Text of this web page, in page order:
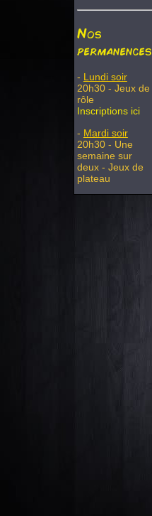
Nos
permanences
- Lundi soir
20h30 - Jeux de
rôle
Inscriptions ici
- Mardi soir
20h30 - Une
semaine sur
deux - Jeux de
plateau